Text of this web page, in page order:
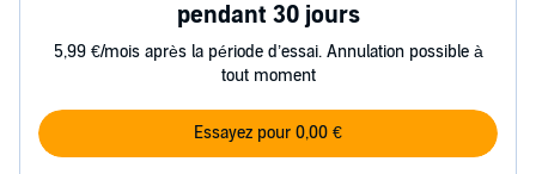
pendant 30 jours
5,99 €/mois après la période d’essai. Annulation possible à
tout moment
Essayez pour 0,00 €